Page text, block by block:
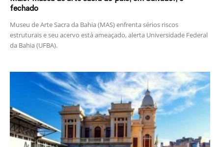
fechado
Museu de Arte Sacra da Bahia (MAS) enfrenta sérios riscos
estruturais e seu acervo está ameaçado, alerta Universidade Federal
da Bahia (UFBA).